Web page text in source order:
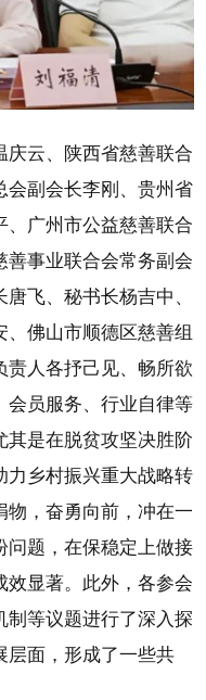
庆云、陕西省慈善联合
会副会长李刚、贵州省
、广州市公益慈善联合
善事业联合会常务副会
飞、秘书长杨吉中、
佛山市顺德区慈善组
责人各抒己见、畅所欲
会员服务、行业自律等
其是在脱贫攻坚决胜阶
力乡村振兴重大战略转
物，奋勇向前，冲在一
问题，在保稳定上做接
效显著。此外，各参会
制等议题进行了深入探
层面，形成了一些共